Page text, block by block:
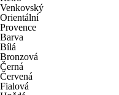
Venkovský
Orientální
Provence
Barva
Bílá
Bronzová
Černá
Červená
Fialová